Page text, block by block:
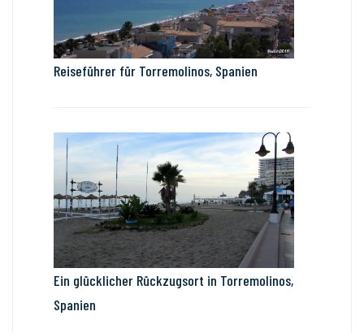
Reiseführer für Torremolinos, Spanien
Ein glücklicher Rückzugsort in Torremolinos,
Spanien